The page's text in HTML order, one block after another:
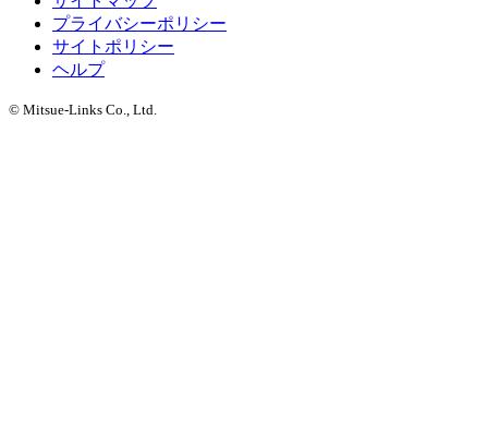
プライバシーポリシー
サイトポリシー
ヘルプ
© Mitsue-Links Co., Ltd.